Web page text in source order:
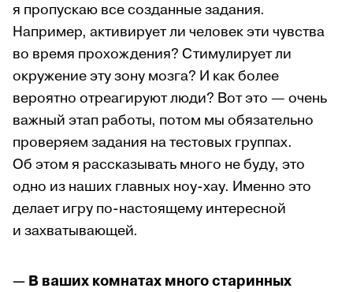
я пропускаю все созданные задания.
Например, активирует ли человек эти чувства
во время прохождения? Стимулирует ли
окружение эту зону мозга? И как более
вероятно отреагируют люди? Вот это — очень
важный этап работы, потом мы обязательно
проверяем задания на тестовых группах.
Об этом я рассказывать много не буду, это
одно из наших главных ноу-хау. Именно это
делает игру по-настоящему интересной
и захватывающей.
— В ваших комнатах много старинных